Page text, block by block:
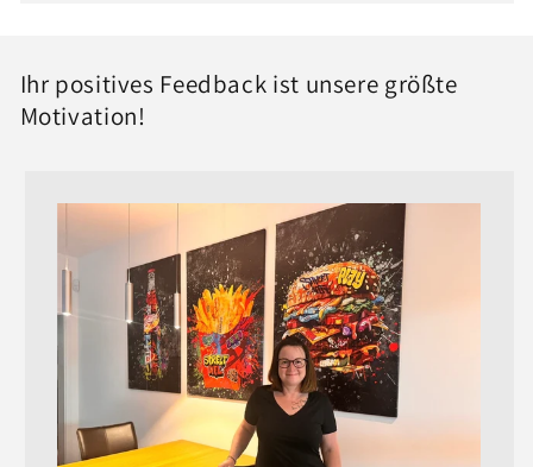
Ihr positives Feedback ist unsere größte
Motivation!